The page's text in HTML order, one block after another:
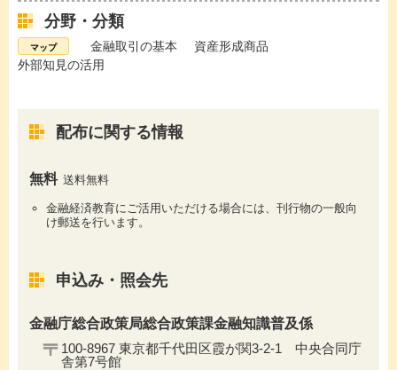
分野・分類
金融取引の基本
資産形成商品
外部知見の活用
配布に関する情報
無料 送料無料
金融経済教育にご活用いただける場合には、刊行物の一般向
け郵送を行います。
申込み・照会先
金融庁総合政策局総合政策課金融知識普及係
100-8967 東京都千代田区霞が関3-2-1 中央合同庁
舎第7号館